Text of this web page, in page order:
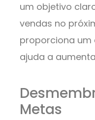
um objetivo
vendas no
proporciona um
ajuda a
Metas